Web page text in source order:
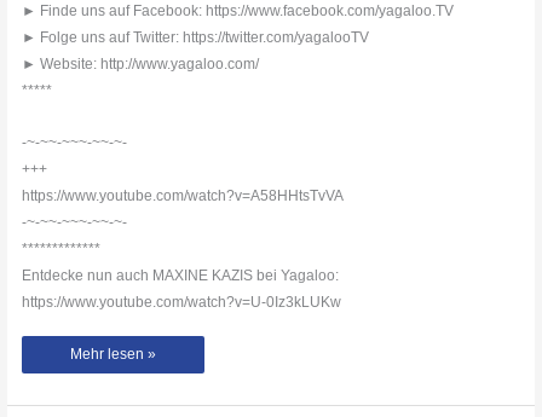
► Finde uns auf Facebook: https://www.facebook.com/yagaloo.TV
► Folge uns auf Twitter: https://twitter.com/yagalooTV
► Website: http://www.yagaloo.com/
*****
-~-~~-~~~-~~-~-
+++
https://www.youtube.com/watch?v=A58HHtsTvVA
-~-~~-~~~-~~-~-
*************
Entdecke nun auch MAXINE KAZIS bei Yagaloo:
https://www.youtube.com/watch?v=U-0Iz3kLUKw
Jo
Yagaloo
Mehr lesen »